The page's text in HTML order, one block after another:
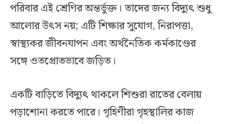
পরিবার এই শ্রেণির অন্তর্ভুক্ত। তাদের জন্য বিদ্যুৎ শুধু
আলোর উৎস নয়; এটি শিক্ষার সুযোগ, নিরাপত্তা,
স্বাস্থ্যকর জীবনযাপন এবং অর্থনৈতিক কর্মকাণ্ডের
সঙ্গে ওতপ্রোতভাবে জড়িত।
একটি বাড়িতে বিদ্যুৎ থাকলে শিশুরা রাতের বেলায়
পড়াশোনা করতে পারে। গৃহিণীরা গৃহস্থালির কাজ